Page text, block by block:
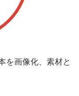
を画像化、素材と